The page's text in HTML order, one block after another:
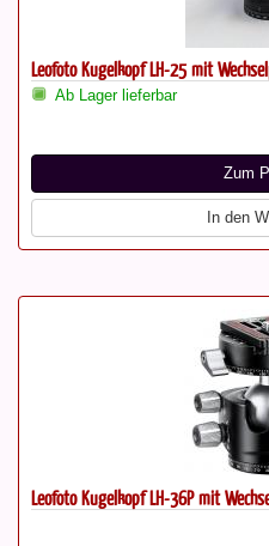
Leofoto Kugelkopf LH-25 mit
Ab Lager lieferbar
Zum
In den
Leofoto Kugelkopf LH-36P mit